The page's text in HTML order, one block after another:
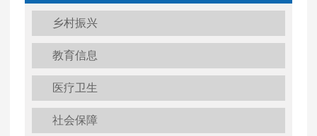
乡村振兴
教育信息
医疗卫生
社会保障